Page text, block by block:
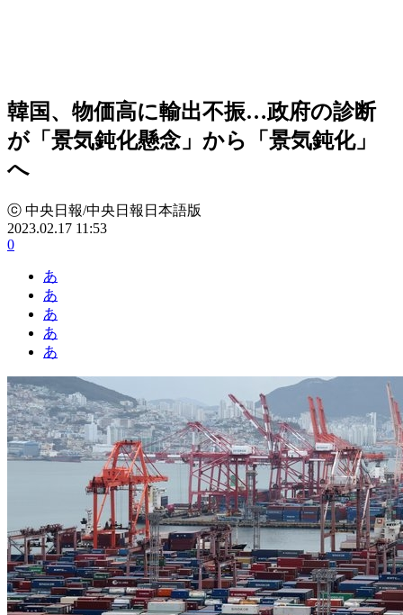
韓国、物価高に輸出不振…政府の診断
が「景気鈍化懸念」から「景気鈍化」
へ
ⓒ 中央日報/中央日報日本語版
2023.02.17 11:53
0
あ
あ
あ
あ
あ